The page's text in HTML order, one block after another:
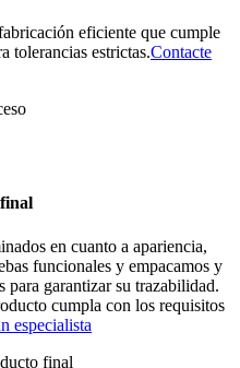
eficiente que cumple
tolerancias estrictas.Contacte
en cuanto a apariencia,
funcionales y empacamos y
para garantizar su trazabilidad.
cumpla con los requisitos
especialista